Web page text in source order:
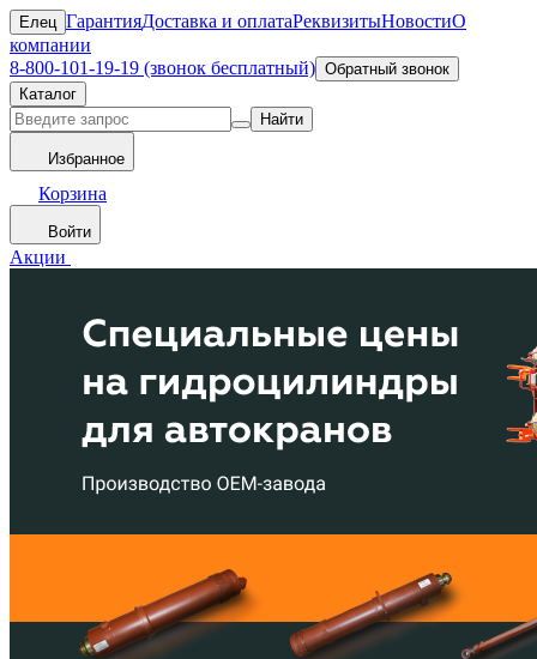
Елец ГарантияДоставка и оплатаРеквизитыНовостиО
компании
8-800-101-19-19 (звонок бесплатный) Обратный звонок
Каталог
Найти
Избранное
Корзина
Войти
Акции